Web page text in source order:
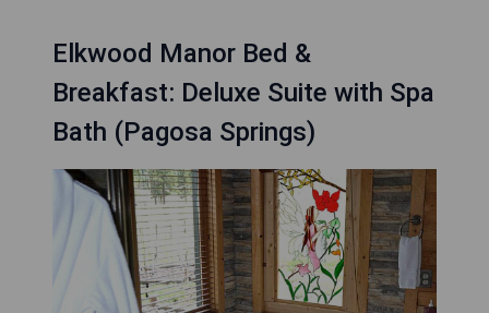
Elkwood Manor Bed &
Breakfast: Deluxe Suite with Spa
Bath (Pagosa Springs)